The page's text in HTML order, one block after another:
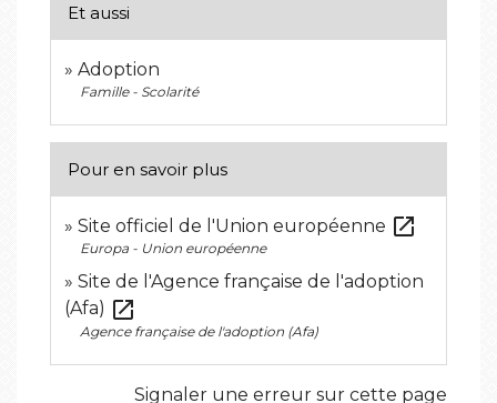
Et aussi
Adoption
Famille - Scolarité
Pour en savoir plus
Site officiel de l'Union européenne open_in_new
Europa - Union européenne
Site de l'Agence française de l'adoption
(Afa) open_in_new
Agence française de l'adoption (Afa)
Signaler une erreur sur cette page